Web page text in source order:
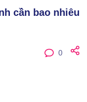
cần bao nhiêu
0